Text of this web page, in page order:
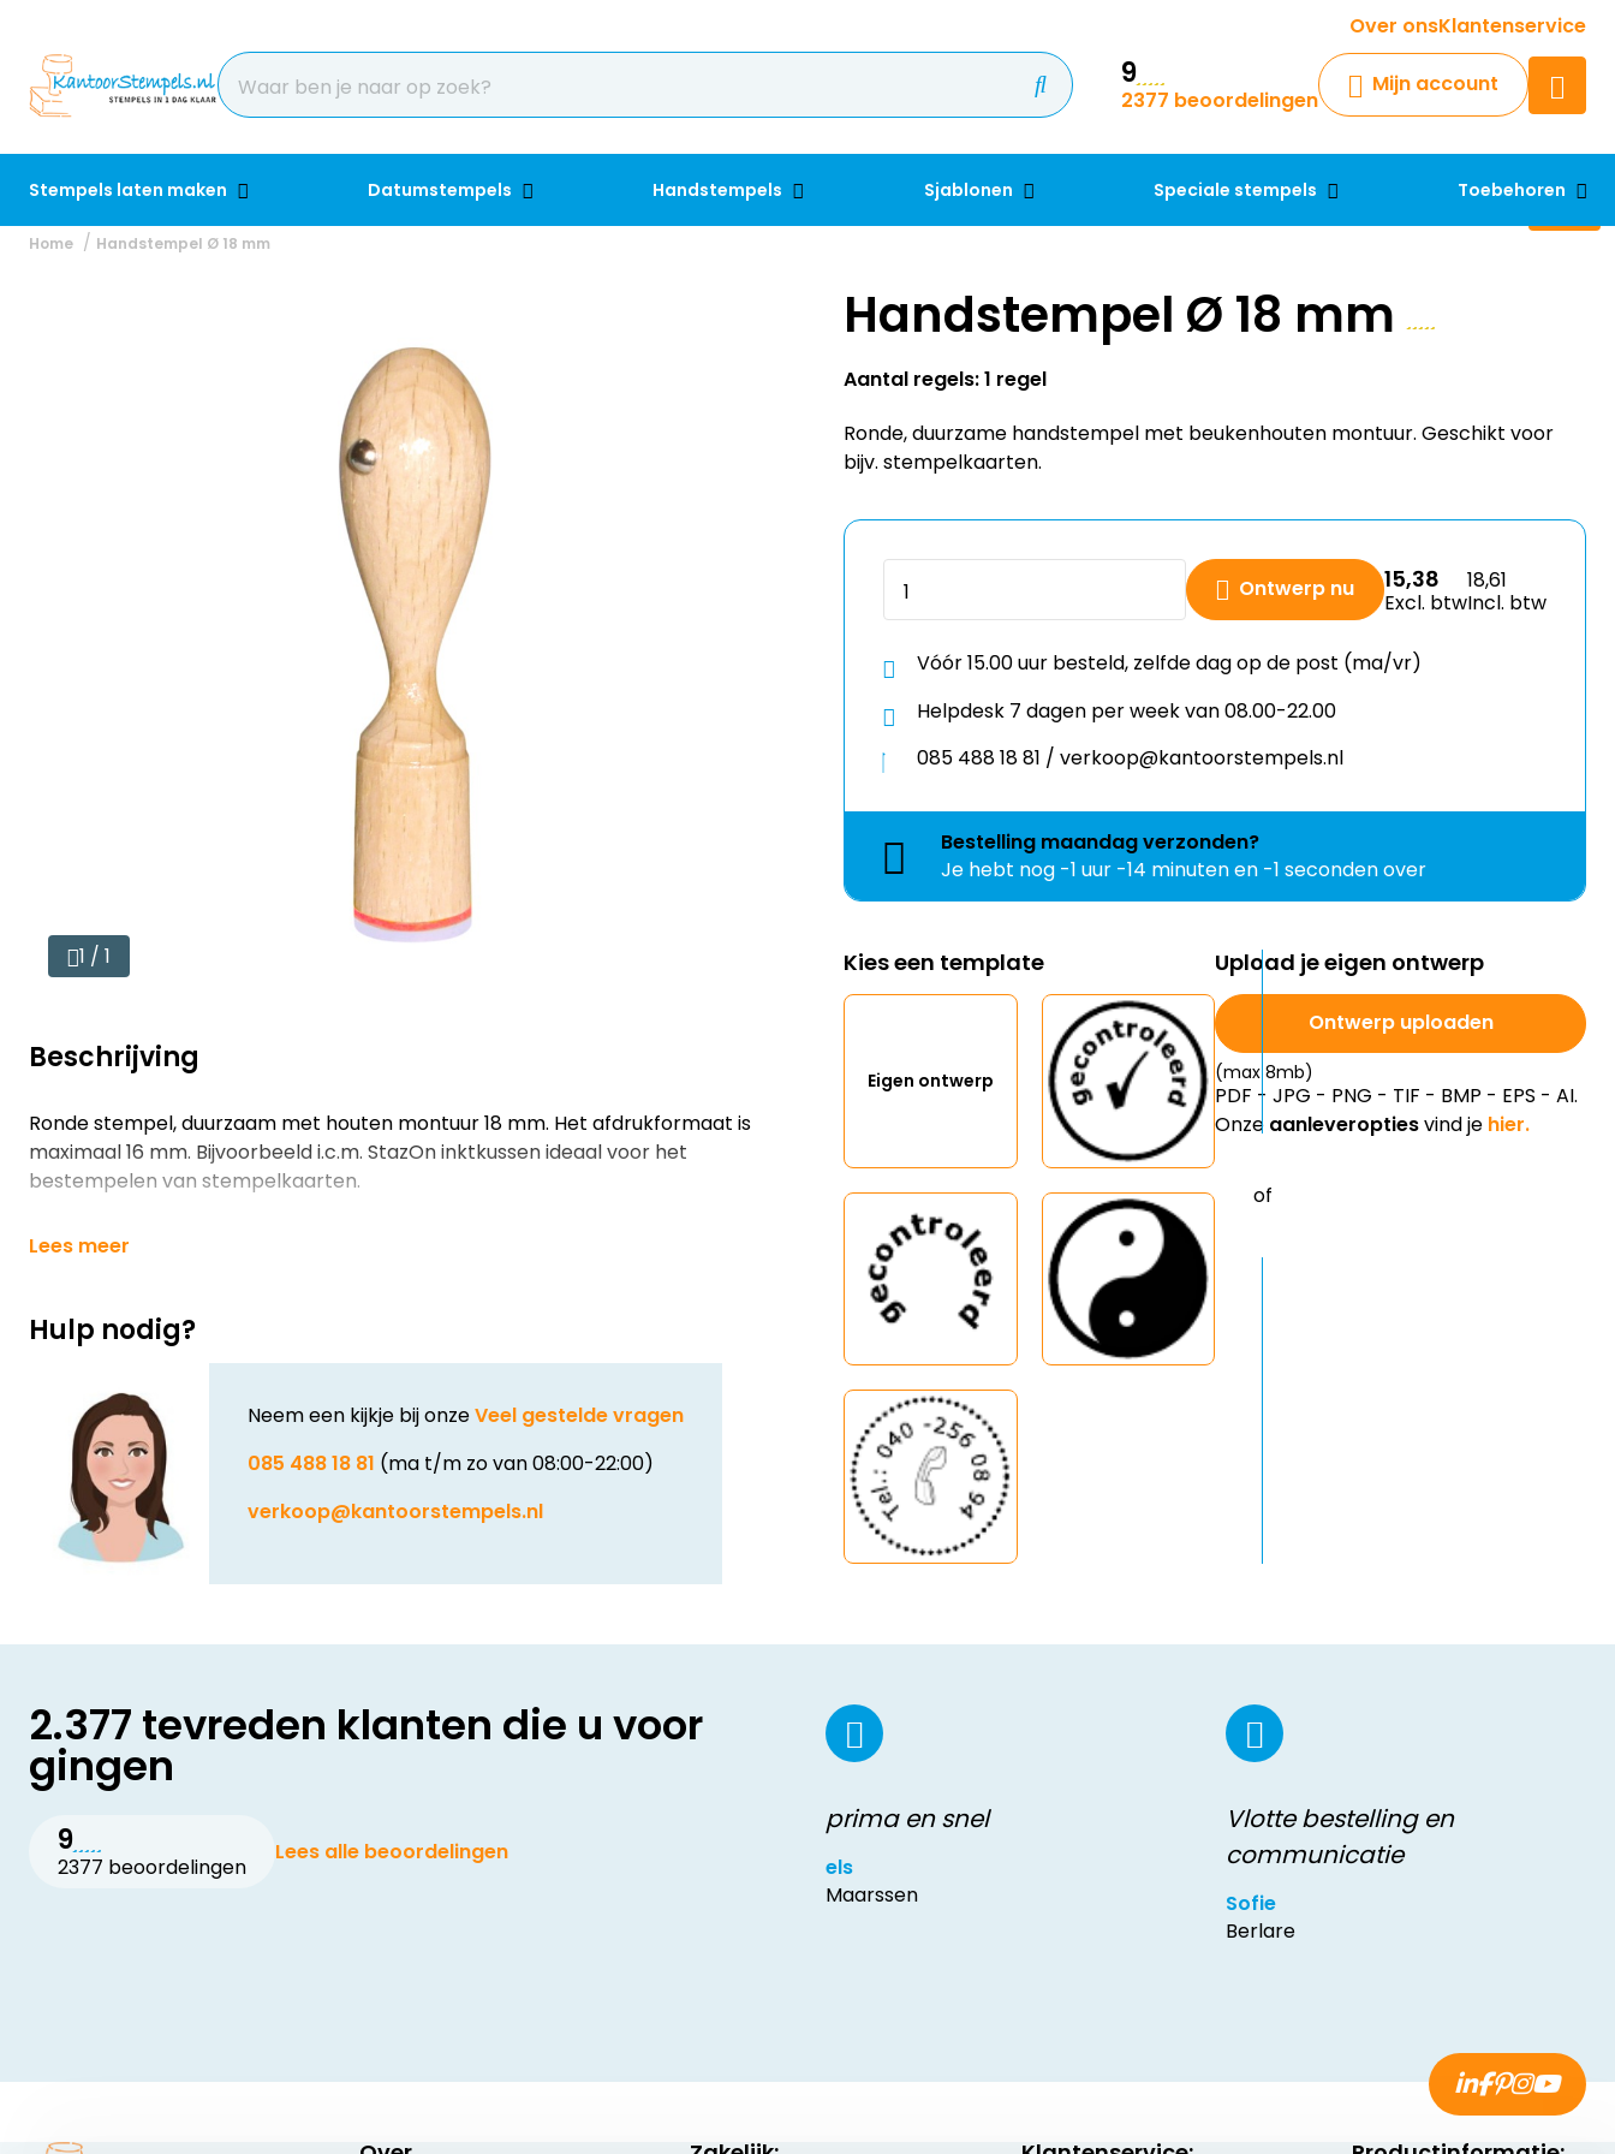
Over onsKlantenservice
9
2377 beoordelingen
Mijn account
Stempels laten maken Datumstempels Handstempels Sjablonen Speciale stempels Toebehoren
Krijg een antwoord op uw vraag
Chatbot
Chat 24/7 met onze chatbot
Contact
Home Handstempel Ø 18 mm
1 / 1
Beschrijving
Ronde stempel, duurzaam met houten montuur 18 mm. Het afdrukformaat is
maximaal 16 mm. Bijvoorbeeld i.c.m. StazOn inktkussen ideaal voor het
bestempelen van stempelkaarten.
Lees meer
Hulp nodig?
Neem een kijkje bij onzeVeel gestelde vragen
085 488 18 81 (ma t/m zo van 08:00-22:00)
verkoop@kantoorstempels.nl
Handstempel Ø 18 mm
Aantal regels: 1 regel
Ronde, duurzame handstempel met beukenhouten montuur. Geschikt voor
bijv. stempelkaarten.
Ontwerp nu 15,38
Excl. btw
18,61
Incl. btw
Vóór 15.00 uur besteld, zelfde dag op de post (ma/vr)
Helpdesk 7 dagen per week van 08.00-22.00
085 488 18 81 / verkoop@kantoorstempels.nl
Bestelling maandagverzonden?
Je hebt nog -1 uur -14 minuten en -1 seconden over
Kies een template
Eigen ontwerp
Upload je eigen ontwerp
Ontwerp uploaden
(max 8mb)
PDF - JPG - PNG - TIF - BMP - EPS - AI.
Onze aanleveroptiesvind je hier.
2.377 tevreden klanten die u voor
gingen
9
2377 beoordelingen
Lees alle beoordelingen
prima en snel
els
Maarssen
Vlotte bestelling en
communicatie
Sofie
Berlare